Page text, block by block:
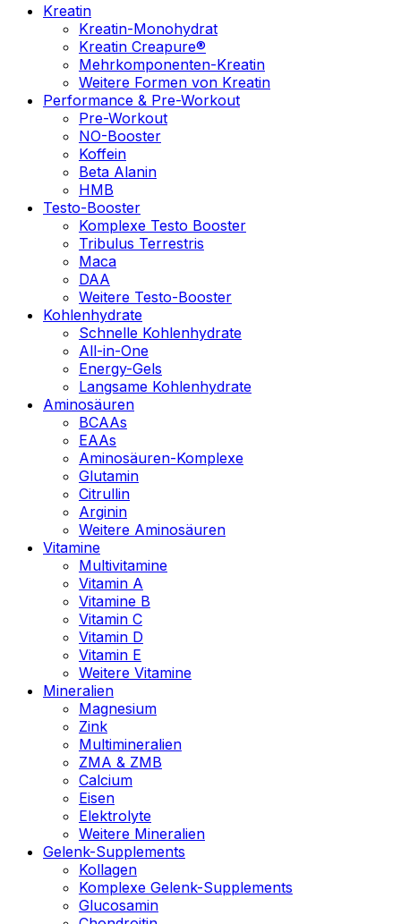
Kreatin
Kreatin-Monohydrat
Kreatin Creapure®
Mehrkomponenten-Kreatin
Weitere Formen von Kreatin
Performance & Pre-Workout
Pre-Workout
NO-Booster
Koffein
Beta Alanin
HMB
Testo-Booster
Komplexe Testo Booster
Tribulus Terrestris
Maca
DAA
Weitere Testo-Booster
Kohlenhydrate
Schnelle Kohlenhydrate
All-in-One
Energy-Gels
Langsame Kohlenhydrate
Aminosäuren
BCAAs
EAAs
Aminosäuren-Komplexe
Glutamin
Citrullin
Arginin
Weitere Aminosäuren
Vitamine
Multivitamine
Vitamin A
Vitamine B
Vitamin C
Vitamin D
Vitamin E
Weitere Vitamine
Mineralien
Magnesium
Zink
Multimineralien
ZMA & ZMB
Calcium
Eisen
Elektrolyte
Weitere Mineralien
Gelenk-Supplements
Kollagen
Komplexe Gelenk-Supplements
Glucosamin